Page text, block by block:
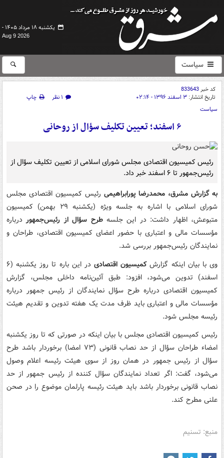
یکشنبه ۱۸ مرداد ۱۴۰۵ -
Aug 9 2026
سیاست
کد خبر833643
تاریخ انتشار: ۳ اسفند ۱۳۹۶ - ۰۲:۱۴ ۱ نظر
چاپ
سیاست
۶ اسفند؛ تعیین تکلیف سؤال از روحانی
رئیس کمیسیون اقتصادی مجلس شورای اسلامی از تعیین تکلیف سؤال از
رئیس‌جمهور تا ۶ اسفند خبر داد.
به گزارش مشرق، محمدرضا پورابراهیمی رئیس کمیسیون اقتصادی مجلس
شورای اسلامی با اشاره به جلسه ویژه (یکشنبه ۲۹ بهمن) کمیسیون
متبوعش، اظهار داشت: در این جلسهطرح سؤال از رئیس‌جمهور درباره
مؤسسات مالی و اعتباری با حضور اعضای کمیسیون اقتصادی، طراحان و
نمایندگان رئیس‌جمهور بررسی شد.
وی با بیان اینکه گزارشکمیسیون اقتصادی
در این باره تا روز یکشنبه (۶
اسفند) تدوین می‌شود، افزود: طبق آئین‌نامه داخلی مجلس، گزارش
کمیسیون اقتصادی درباره طرح سؤال نمایندگان از رئیس جمهور درباره
مؤسسات مالی و اعتباری باید ظرف مدت یک هفته تدوین و تقدیم هیئت
رئیسه مجلس شود.
رئیس کمیسیون اقتصادی مجلس با بیان اینکه در صورتی که تا روز یکشنبه
امضاء طراحان سؤال از حد نصاب قانونی (۷۳ امضا) برخوردار باشد طرح
سؤال از رئیس جمهور در همان روز از سوی هیئت رئیسه اعلام وصول
می‌شود، گفت: اگر تعداد نمایندگان سؤال کننده از رئیس جمهور از حد
نصاب قانونی برخوردار باشد باید هیئت رئیسه پارلمان موضوع را در صحن
علنی مطرح کند.
منبع: تسنیم